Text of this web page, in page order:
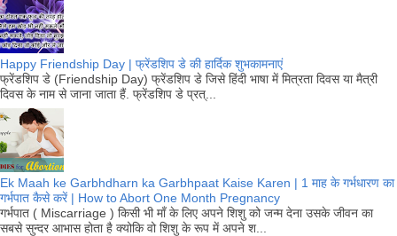
Happy Friendship Day | फ्रेंडशिप डे की हार्दिक शुभकामनाएं
फ्रेंडशिप डे (Friendship Day) फ्रेंडशिप डे जिसे हिंदी भाषा में मित्रता दिवस या मैत्री
दिवस के नाम से जाना जाता हैं. फ्रेंडशिप डे प्रत्...
Ek Maah ke Garbhdharn ka Garbhpaat Kaise Karen | 1 माह के गर्भधारण का
गर्भपात कैसे करें | How to Abort One Month Pregnancy
गर्भपात ( Miscarriage ) किसी भी माँ के लिए अपने शिशु को जन्म देना उसके जीवन का
सबसे सुन्दर आभास होता है क्योकि वो शिशु के रूप में अपने श...